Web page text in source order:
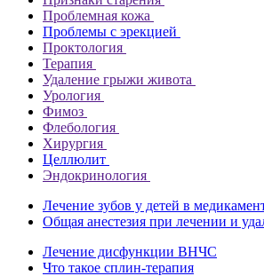
Проблемная кожа
Проблемы с эрекцией
Проктология
Терапия
Удаление грыжи живота
Урология
Фимоз
Флебология
Хирургия
Целлюлит
Эндокринология
Лечение зубов у детей в
Общая анестезия при лечении и
Лечение дисфункции ВНЧС
Что такое сплин-терапия